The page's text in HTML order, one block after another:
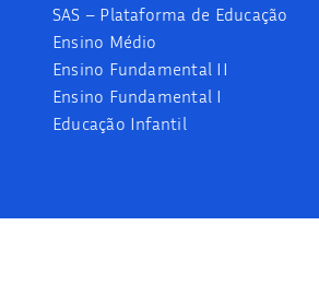
SAS – Plataforma de Educação
Ensino Médio
Ensino Fundamental II
Ensino Fundamental I
Educação Infantil